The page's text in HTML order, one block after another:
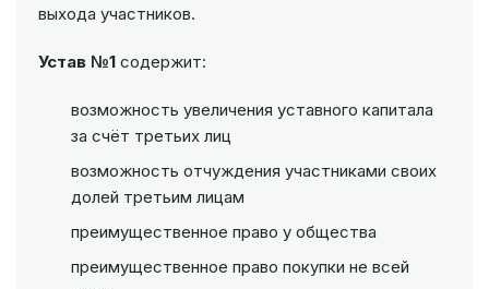
выхода участников.
Устав №1 содержит:
возможность увеличения уставного капитала
за счёт третьих лиц
возможность отчуждения участниками своих
долей третьим лицам
преимущественное право у общества
преимущественное право покупки не всей